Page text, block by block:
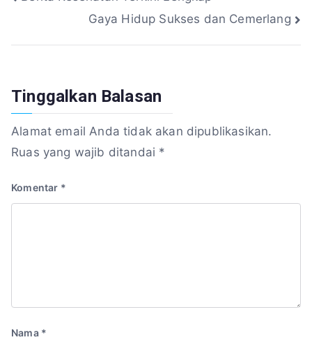
Gaya Hidup Sukses dan Cemerlang
Tinggalkan Balasan
Alamat email Anda tidak akan dipublikasikan.
Ruas yang wajib ditandai *
Komentar *
Nama *